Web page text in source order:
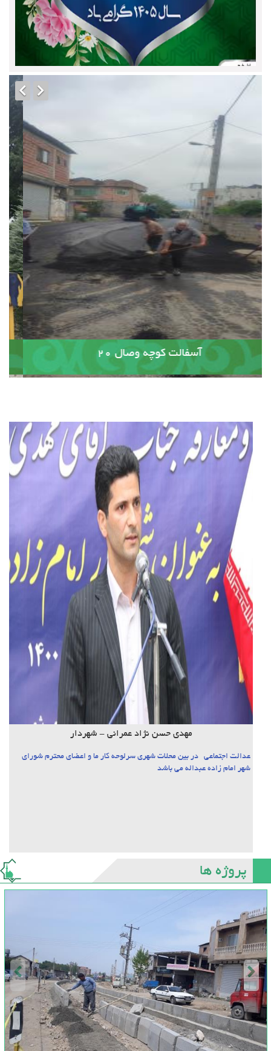
آسفالت کوچه وصال ۲۰
مهدی حسن نژاد عمرانی - شهردار
عدالت اجتماعی در بین محلات شهری سرلوحه کار ما و اعضای محترم شورای
شهر امام زاده عبداله می باشد
پروژه ها